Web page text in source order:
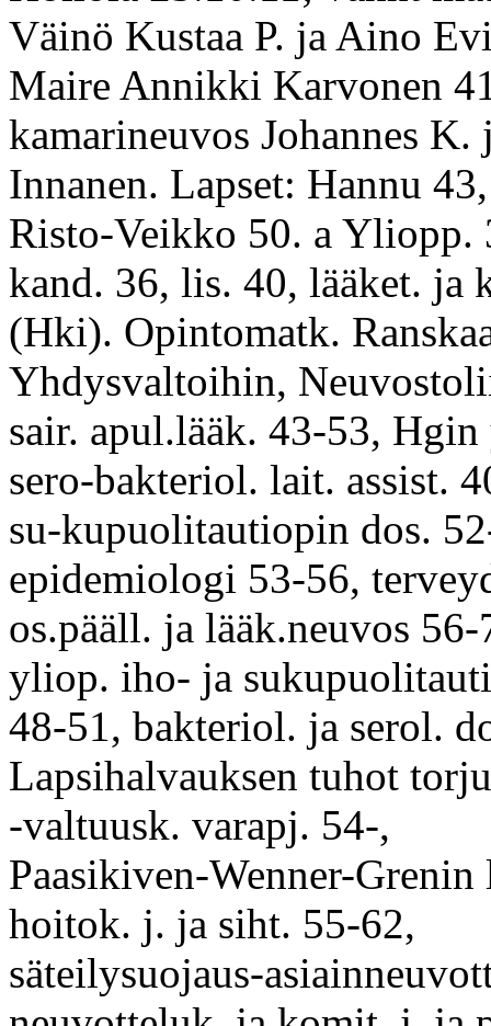
Väinö Kustaa P. ja Aino
Maire Annikki Karvonen
kamarineuvos Johannes K.
Innanen. Lapset: Hannu
Risto-Veikko 50. a Yliopp.
kand. 36, lis. 40, lääket. ja
(Hki). Opintomatk.
Yhdysvaltoihin,
sair. apul.lääk. 43-53,
sero-bakteriol. lait. assist.
su-kupuolitautiopin dos.
epidemiologi 53-56,
os.pääll. ja lääk.neuvos
yliop. iho- ja
48-51, bakteriol. ja serol.
Lapsihalvauksen tuhot
-valtuusk. varapj. 54-,
Paasikiven-Wenner-
hoitok. j. ja siht. 55-62,
säteilysuojaus-